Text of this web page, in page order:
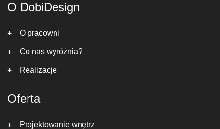
O DobiDesign
O pracowni
Co nas wyróżnia?
Realizacje
Oferta
Projektowanie wnętrz